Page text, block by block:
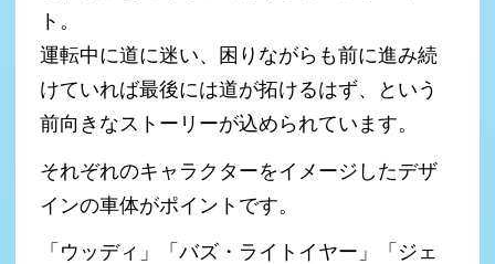
ト。
運転中に道に迷い、困りながらも前に進み続
けていれば最後には道が拓けるはず、という
前向きなストーリーが込められています。
それぞれのキャラクターをイメージしたデザ
インの車体がポイントです。
「ウッディ」「バズ・ライトイヤー」「ジェ